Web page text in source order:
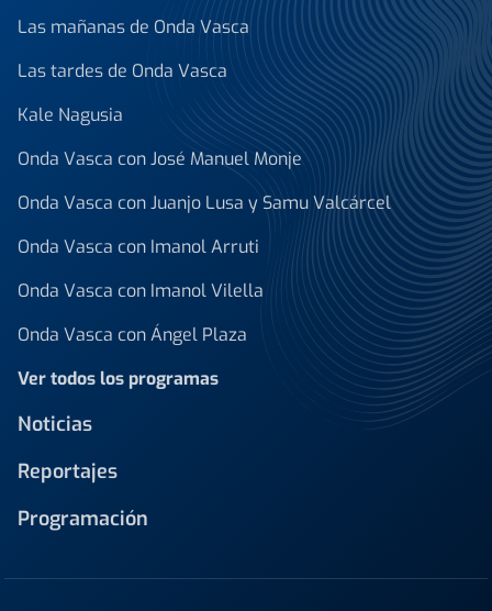
Las mañanas de Onda Vasca
Las tardes de Onda Vasca
Kale Nagusia
Onda Vasca con José Manuel Monje
Onda Vasca con Juanjo Lusa y Samu Valcárcel
Onda Vasca con Imanol Arruti
Onda Vasca con Imanol Vilella
Onda Vasca con Ángel Plaza
Ver todos los programas
Noticias
Reportajes
Programación